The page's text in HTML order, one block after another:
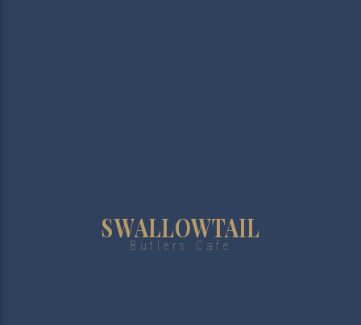
SWALLOWTAIL
Butlers Cafe